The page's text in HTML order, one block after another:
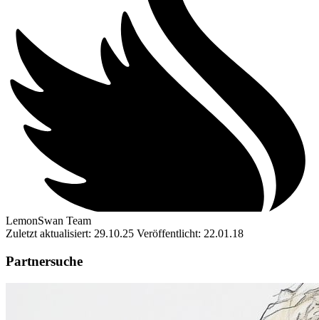
LemonSwan Team
Zuletzt aktualisiert: 29.10.25 Veröffentlicht: 22.01.18
Partnersuche